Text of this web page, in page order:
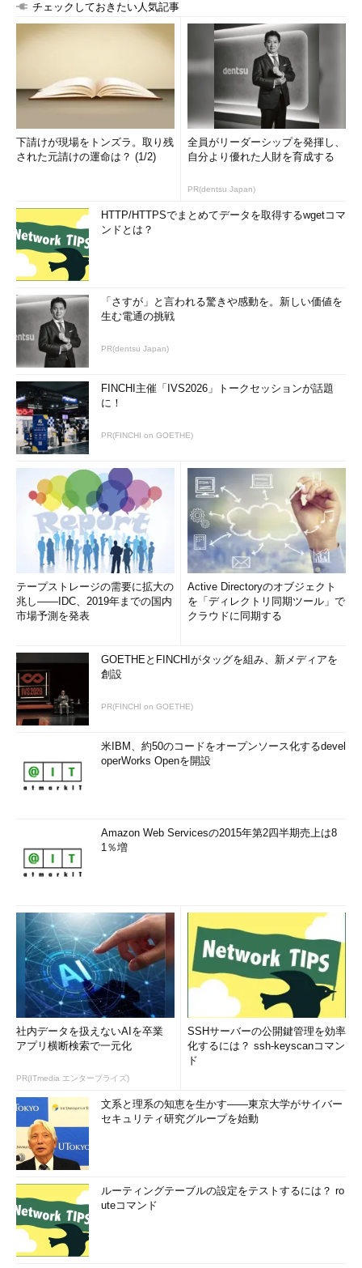
チェックしておきたい人気記事
下請けが現場をトンズラ。取り残
された元請けの運命は？ (1/2)
全員がリーダーシップを発揮し、
自分より優れた人財を育成する
PR(dentsu Japan)
HTTP/HTTPSでまとめてデータを取得するwgetコマ
ンドとは？
「さすが」と言われる驚きや感動を。新しい価値を
生む電通の挑戦
PR(dentsu Japan)
FINCHI主催「IVS2026」トークセッションが話題
に！
PR(FINCHI on GOETHE)
テープストレージの需要に拡大の
兆し――IDC、2019年までの国内
市場予測を発表
Active Directoryのオブジェクト
を「ディレクトリ同期ツール」で
クラウドに同期する
GOETHEとFINCHIがタッグを組み、新メディアを
創設
PR(FINCHI on GOETHE)
米IBM、約50のコードをオープンソース化するdevel
operWorks Openを開設
Amazon Web Servicesの2015年第2四半期売上は8
1％増
社内データを扱えないAIを卒業
アプリ横断検索で一元化
PR(ITmedia エンタープライズ)
SSHサーバーの公開鍵管理を効率
化するには？ ssh-keyscanコマン
ド
文系と理系の知恵を生かす――東京大学がサイバー
セキュリティ研究グループを始動
ルーティングテーブルの設定をテストするには？ ro
uteコマンド